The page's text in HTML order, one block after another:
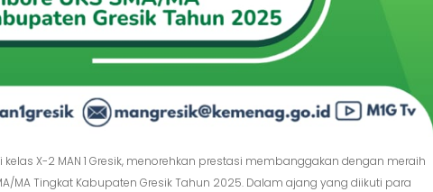
X-2 MAN 1 Gresik, menorehkan prestasi membanggakan dengan meraih
MA Tingkat Kabupaten Gresik Tahun 2025. Dalam ajang yang diikuti para